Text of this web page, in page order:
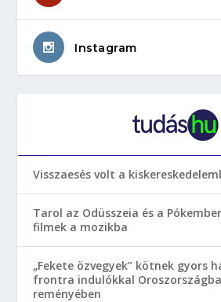
Instagram
Visszaesés volt a
Tarol az Odüsszeia és a
filmek a mozikba
„Fekete özvegyek” kötnek gyors
frontra indulókkal
reményében